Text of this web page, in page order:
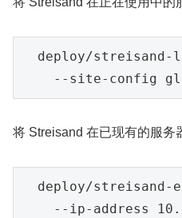
deploy/streisand-
将 Streisand 在已现有的服务
deploy/streisand-
--ip-address